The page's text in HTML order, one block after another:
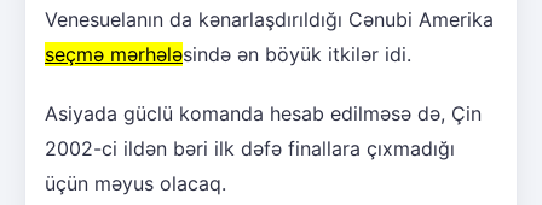
Venesuelanın da kənarlaşdırıldığı Cənubi Amerika
seçmə mərhələsində ən böyük itkilər idi.
Asiyada güclü komanda hesab edilməsə də, Çin
2002-ci ildən bəri ilk dəfə finallara çıxmadığı
üçün məyus olacaq.